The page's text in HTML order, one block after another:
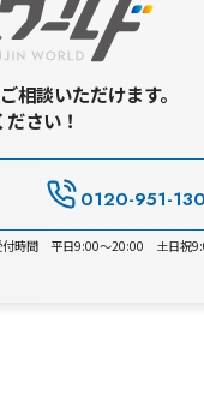
相談いただけます。
さい！
0120-951-130
付時間 平日9:00～20:00 土日祝